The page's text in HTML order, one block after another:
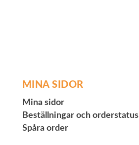
MINA SIDOR
Mina sidor
Beställningar och orderstatus
Spåra order